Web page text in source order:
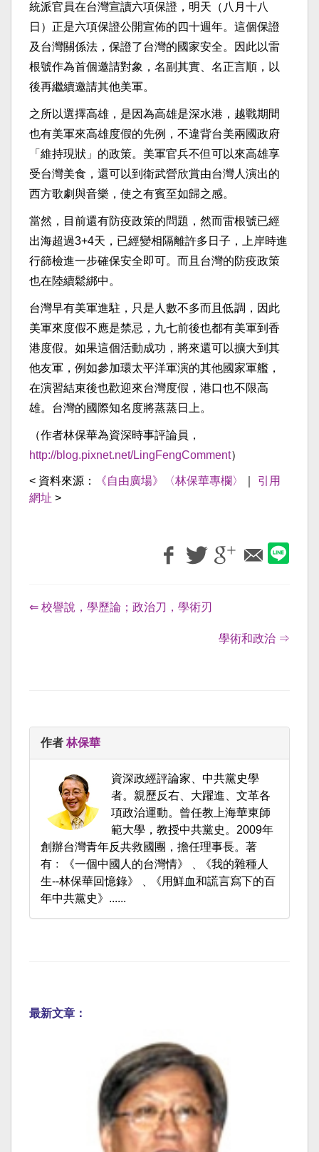
統派官員在台灣宣讀六項保證，明天（八月十八
日）正是六項保證公開宣佈的四十週年。這個保證
及台灣關係法，保證了台灣的國家安全。因此以雷
根號作為首個邀請對象，名副其實、名正言順，以
後再繼續邀請其他美軍。
之所以選擇高雄，是因為高雄是深水港，越戰期間
也有美軍來高雄度假的先例，不違背台美兩國政府
「維持現狀」的政策。美軍官兵不但可以來高雄享
受台灣美食，還可以到衛武營欣賞由台灣人演出的
西方歌劇與音樂，使之有賓至如歸之感。
當然，目前還有防疫政策的問題，然而雷根號已經
出海超過3+4天，已經變相隔離許多日子，上岸時進
行篩檢進一步確保安全即可。而且台灣的防疫政策
也在陸續鬆綁中。
台灣早有美軍進駐，只是人數不多而且低調，因此
美軍來度假不應是禁忌，九七前後也都有美軍到香
港度假。如果這個活動成功，將來還可以擴大到其
他友軍，例如參加環太平洋軍演的其他國家軍艦，
在演習結束後也歡迎來台灣度假，港口也不限高
雄。台灣的國際知名度將蒸蒸日上。
（作者林保華為資深時事評論員，
http://blog.pixnet.net/LingFengComment）
< 資料來源： 《自由廣場》〈林保華專欄〉
引用
網址 >
⇐ 校譽說，學歷論；政治刀，學術刃
學術和政治 ⇒
作者 林保華
資深政經評論家、中共黨史學
者。親歷反右、大躍進、文革各
項政治運動。曾任教上海華東師
範大學，教授中共黨史。2009年
創辦台灣青年反共救國團，擔任理事長。著
有﹕《一個中國人的台灣情》﹑《我的雜種人
生--林保華回憶錄》﹑《用鮮血和謊言寫下的百
年中共黨史》......
最新文章：